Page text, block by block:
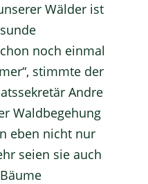
Wälder ist
noch einmal
stimmte der
Andre
Waldbegehung
eben nicht nur
seien sie auch